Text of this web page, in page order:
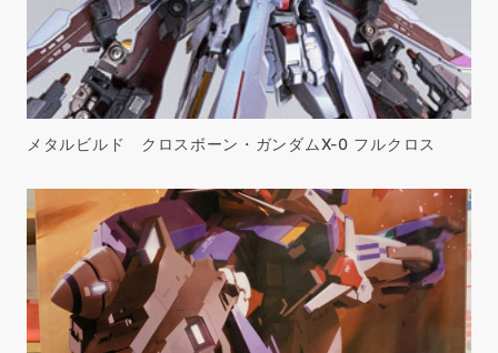
メタルビルド クロスボーン・ガンダムX-0 フルクロス